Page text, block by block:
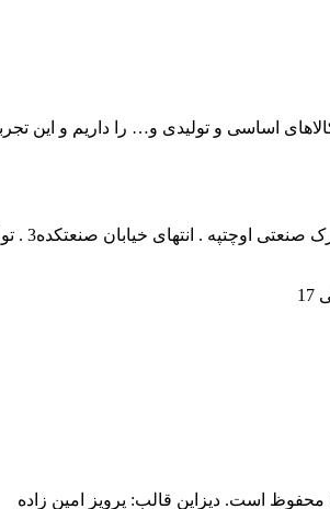
غذایی و کالاهای اساسی و تولیدی و… را
خیابان صنعتکده3 . تولیدی بازرگانی برادران حاجی حسن
است. دیزاین قالب: پرویز امین زاده